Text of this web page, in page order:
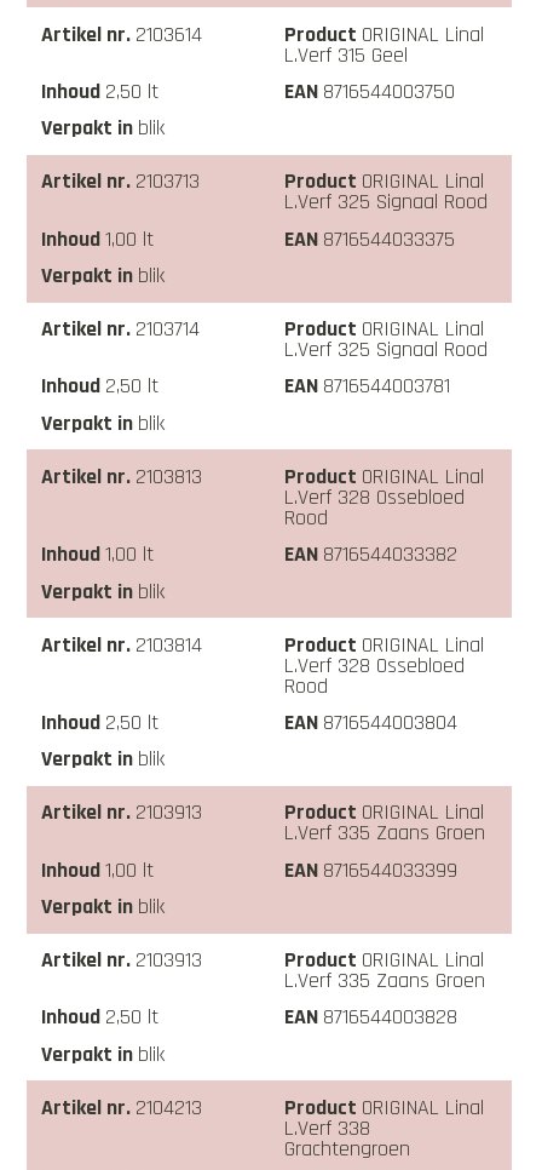
2103614
ORIGINAL Linal
L.Verf 315 Geel
2,50 lt
8716544003750
blik
2103713
ORIGINAL Linal
L.Verf 325 Signaal Rood
1,00 lt
8716544033375
blik
2103714
ORIGINAL Linal
L.Verf 325 Signaal Rood
2,50 lt
8716544003781
blik
2103813
ORIGINAL Linal
L.Verf 328 Ossebloed
Rood
1,00 lt
8716544033382
blik
2103814
ORIGINAL Linal
L.Verf 328 Ossebloed
Rood
2,50 lt
8716544003804
blik
2103913
ORIGINAL Linal
L.Verf 335 Zaans Groen
1,00 lt
8716544033399
blik
2103913
ORIGINAL Linal
L.Verf 335 Zaans Groen
2,50 lt
8716544003828
blik
2104213
ORIGINAL Linal
L.Verf 338
Grachtengroen